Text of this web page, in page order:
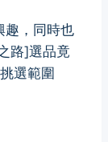
趣，同時也
路]選品竟
選範圍